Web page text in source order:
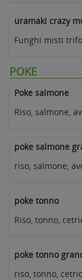
uramaki crazy
Funghi misti
POKE
Poke salmone
Riso, salmone,
poke salmone
riso, salmone,
poke tonno
Riso, tonno,
poke tonno
riso, tonno,